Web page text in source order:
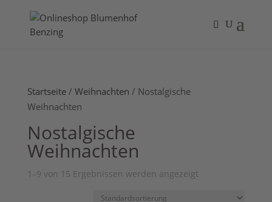
Startseite/ Weihnachten / Nostalgische
Weihnachten
Nostalgische
Weihnachten
1–9 von 15 Ergebnissen werden angezeigt